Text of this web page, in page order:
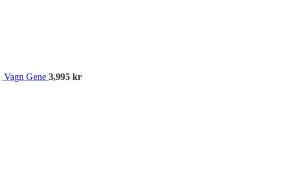
Vagn Gene 3,995 kr